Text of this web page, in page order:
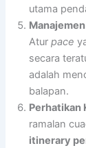
utama
Aturpace
secara
adalah
balapan.
Perhatikan
ramalan
itinerary